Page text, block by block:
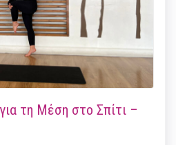
τη Μέση στο Σπίτι –